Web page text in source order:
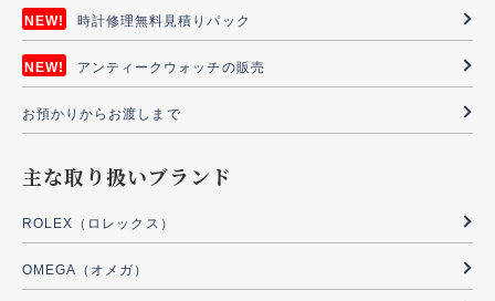
時計修理無料見積りパック
アンティークウォッチの販売
お預かりからお渡しまで
主な取り扱いブランド
ROLEX（ロレックス）
OMEGA（オメガ）